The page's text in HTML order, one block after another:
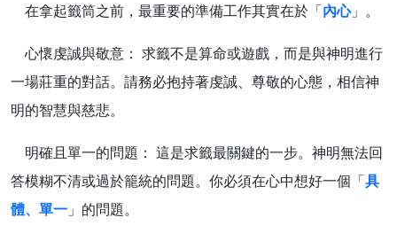
在拿起籤筒之前，最重要的準備工作其實在於「內心」。
心懷虔誠與敬意： 求籤不是算命或遊戲，而是與神明進行
一場莊重的對話。請務必抱持著虔誠、尊敬的心態，相信神
明的智慧與慈悲。
明確且單一的問題： 這是求籤最關鍵的一步。神明無法回
答模糊不清或過於籠統的問題。你必須在心中想好一個「具
體、單一 」的問題。